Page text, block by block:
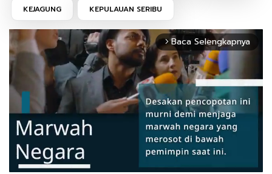
KEJAGUNG KEPULAUAN SERIBU
arrow_forward_ios Baca Selengkapnya